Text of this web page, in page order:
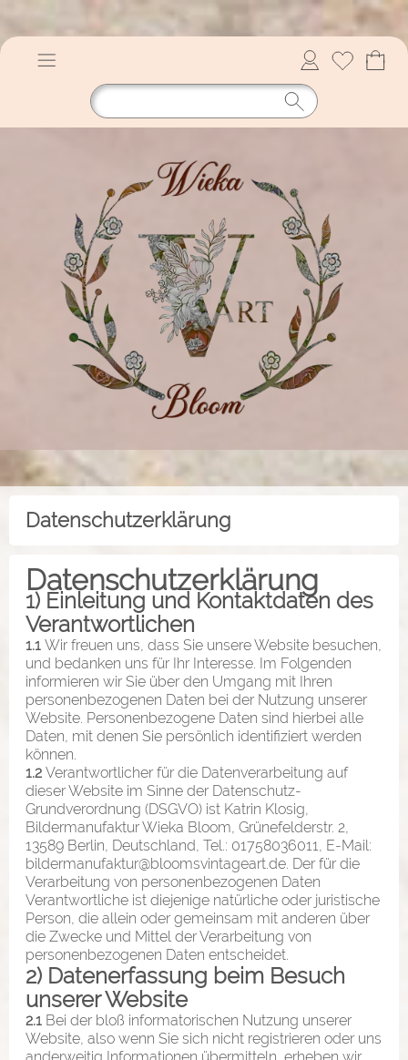
Datenschutzerklärung
Datenschutzerklärung
1) Einleitung und Kontaktdaten des
Verantwortlichen
1.1 Wir freuen uns, dass Sie unsere Website besuchen,
und bedanken uns für Ihr Interesse. Im Folgenden
informieren wir Sie über den Umgang mit Ihren
personenbezogenen Daten bei der Nutzung unserer
Website. Personenbezogene Daten sind hierbei alle
Daten, mit denen Sie persönlich identifiziert werden
können.
1.2 Verantwortlicher für die Datenverarbeitung auf
dieser Website im Sinne der Datenschutz-
Grundverordnung (DSGVO) ist Katrin Klosig,
Bildermanufaktur Wieka Bloom, Grünefelderstr. 2,
13589 Berlin, Deutschland, Tel.: 01758036011, E-Mail:
bildermanufaktur@bloomsvintageart.de. Der für die
Verarbeitung von personenbezogenen Daten
Verantwortliche ist diejenige natürliche oder juristische
Person, die allein oder gemeinsam mit anderen über
die Zwecke und Mittel der Verarbeitung von
personenbezogenen Daten entscheidet.
2) Datenerfassung beim Besuch
unserer Website
2.1 Bei der bloß informatorischen Nutzung unserer
Website, also wenn Sie sich nicht registrieren oder uns